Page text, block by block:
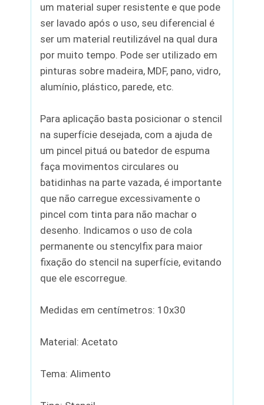
um material super resistente e que pode
ser lavado após o uso, seu diferencial é
ser um material reutilizável na qual dura
por muito tempo. Pode ser utilizado em
pinturas sobre madeira, MDF, pano, vidro,
alumínio, plástico, parede, etc.
Para aplicação basta posicionar o stencil
na superfície desejada, com a ajuda de
um pincel pituá ou batedor de espuma
faça movimentos circulares ou
batidinhas na parte vazada, é importante
que não carregue excessivamente o
pincel com tinta para não machar o
desenho. Indicamos o uso de cola
permanente ou stencylfix para maior
fixação do stencil na superfície, evitando
que ele escorregue.
Medidas em centímetros: 10x30
Material: Acetato
Tema: Alimento